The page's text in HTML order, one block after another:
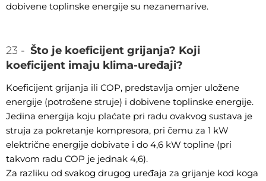
dobivene toplinske energije su nezanemarive.
23 - Što je koeficijent grijanja? Koji
koeficijent imaju klima-uređaji?
Koeficijent grijanja ili COP, predstavlja omjer uložene
energije (potrošene struje) i dobivene toplinske energije.
Jedina energija koju plaćate pri radu ovakvog sustava je
struja za pokretanje kompresora, pri čemu za 1 kW
električne energije dobivate i do 4,6 kW topline (pri
takvom radu COP je jednak 4,6).
Za razliku od svakog drugog uređaja za grijanje kod koga